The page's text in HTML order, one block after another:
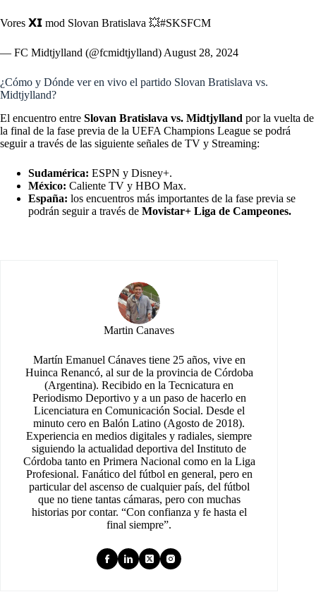
Vores 𝗫𝗜 mod Slovan Bratislava 💥#SKSFCM
— FC Midtjylland (@fcmidtjylland) August 28, 2024
¿Cómo y Dónde ver en vivo el partido Slovan Bratislava vs.
Midtjylland?
El encuentro entre Slovan Bratislava vs. Midtjylland por la vuelta de
la final de la fase previa de la UEFA Champions League se podrá
seguir a través de las siguiente señales de TV y Streaming:
Sudamérica: ESPN y Disney+.
México: Caliente TV y HBO Max.
España: los encuentros más importantes de la fase previa se
podrán seguir a través de Movistar+ Liga de Campeones.
Martin Canaves
Martín Emanuel Cánaves tiene 25 años, vive en
Huinca Renancó, al sur de la provincia de Córdoba
(Argentina). Recibido en la Tecnicatura en
Periodismo Deportivo y a un paso de hacerlo en
Licenciatura en Comunicación Social. Desde el
minuto cero en Balón Latino (Agosto de 2018).
Experiencia en medios digitales y radiales, siempre
siguiendo la actualidad deportiva del Instituto de
Córdoba tanto en Primera Nacional como en la Liga
Profesional. Fanático del fútbol en general, pero en
particular del ascenso de cualquier país, del fútbol
que no tiene tantas cámaras, pero con muchas
historias por contar. “Con confianza y fe hasta el
final siempre”.